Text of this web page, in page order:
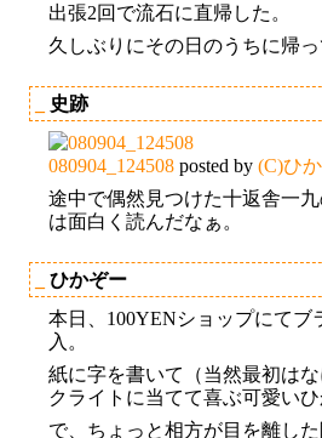
出張2回で流石に直帰した。
久しぶりにその日のうちに帰っ
史跡
080904_124508 posted by (C)ひ
途中で偶然見つけた十返舎一
は面白く読んだなぁ。
ひかぞー
本日、100YENショップにてブ
入。
紙に字を書いて（当然最初は
クライトに当てて喜ぶ可愛いひ
で、ちょっと相方が目を離し